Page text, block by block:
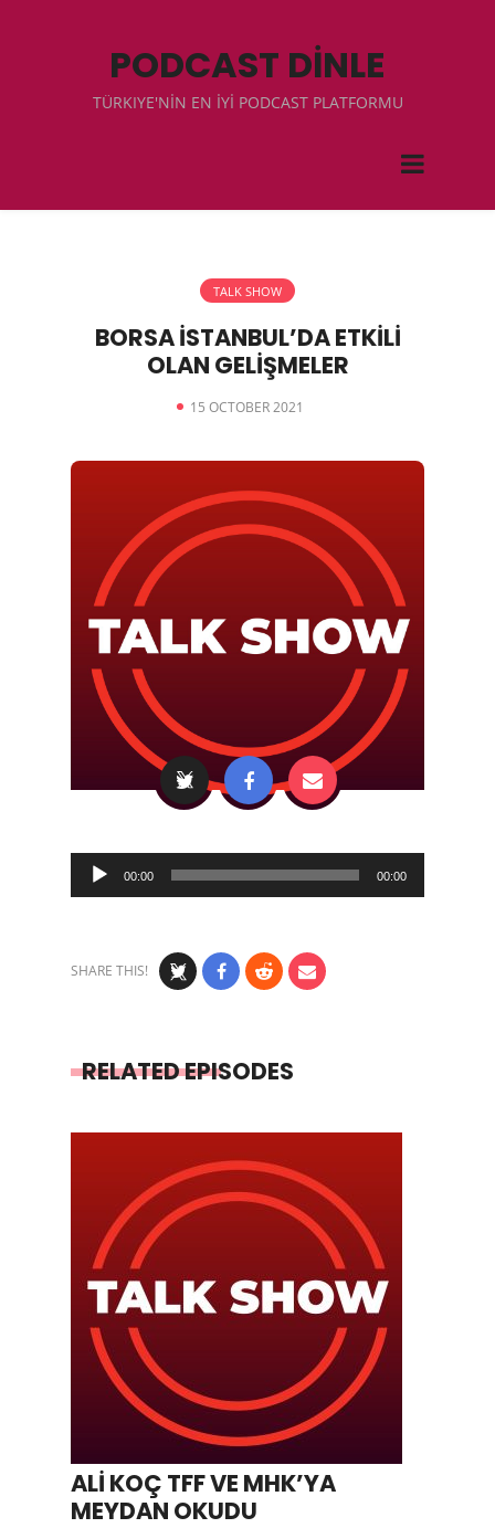
PODCAST DİNLE
TÜRKIYE'NİN EN İYİ PODCAST PLATFORMU
TALK SHOW
BORSA İSTANBUL’DA ETKİLİ
OLAN GELİŞMELER
15 OCTOBER 2021
Audio
Player
00:00 00:00
SHARE THIS!
RELATED EPISODES
ALİ KOÇ TFF VE MHK’YA
MEYDAN OKUDU